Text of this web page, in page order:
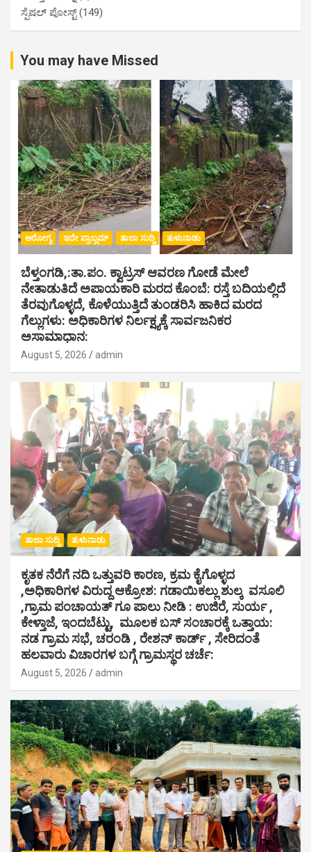
ಸ್ಪೆಷಲ್ ಪೋಸ್ಟ್(149)
You may have Missed
ಆರೋಗ್ಯ ಇದೇ ಪ್ರಾಬ್ಲಮ್ ತಾಜಾ ಸುದ್ದಿ ತುಳುನಾಡು
ಬೆಳ್ತಂಗಡಿ,:ತಾ.ಪಂ‌. ಕ್ವಾಟ್ರಸ್ ಆವರಣ ಗೋಡೆ ಮೇಲೆ
ನೇತಾಡುತಿದೆ ಅಪಾಯಕಾರಿ ಮರದ ಕೊಂಬೆ: ರಸ್ತೆ ಬದಿಯಲ್ಲಿದೆ
ತೆರವುಗೊಳ್ಳದೆ, ಕೊಳೆಯುತ್ತಿದೆ ತುಂಡರಿಸಿ ಹಾಕಿದ ಮರದ
ಗೆಲ್ಲುಗಳು: ಅಧಿಕಾರಿಗಳ ನಿರ್ಲಕ್ಷ್ಯಕ್ಕೆ ಸಾರ್ವಜನಿಕರ
ಅಸಾಮಾಧಾನ:
August 5, 2026 admin
ತಾಜಾ ಸುದ್ದಿ ತುಳುನಾಡು
ಕೃತಕ ನೆರೆಗೆ ನದಿ ಒತ್ತುವರಿ ಕಾರಣ, ಕ್ರಮ ಕೈಗೊಳ್ಳದ
,ಅಧಿಕಾರಿಗಳ ವಿರುದ್ದ ಆಕ್ರೋಶ: ಗಡಾಯಿಕಲ್ಲು ಶುಲ್ಕ ವಸೂಲಿ
,ಗ್ರಾಮ ಪಂಚಾಯತ್ ಗೂ ಪಾಲು ನೀಡಿ : ಉಜಿರೆ, ಸುರ್ಯ ,
ಕೇಳ್ತಾಜೆ, ಇಂದಬೆಟ್ಟು, ಮೂಲಕ ಬಸ್ ಸಂಚಾರಕ್ಕೆ ಒತ್ತಾಯ:
ನಡ ಗ್ರಾಮ ಸಭೆ, ಚರಂಡಿ , ರೇಶನ್ ಕಾರ್ಡ್ , ಸೇರಿದಂತೆ
ಹಲವಾರು ವಿಚಾರಗಳ ಬಗ್ಗೆ ಗ್ರಾಮಸ್ಥರ ಚರ್ಚೆ:
August 5, 2026 admin